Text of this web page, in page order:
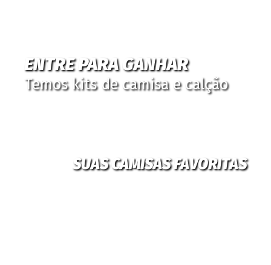
ENTRE PARA GANHAR
Temos kits de camisa e calção
SUAS CAMISAS FAVORITAS